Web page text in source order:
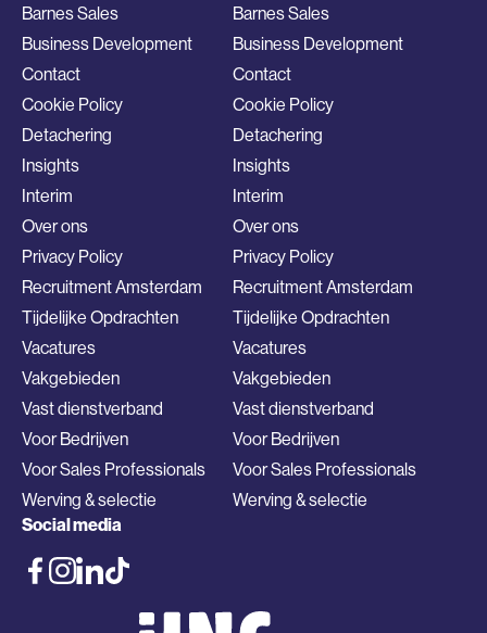
Barnes Sales
Business Development
Contact
Cookie Policy
Detachering
Insights
Interim
Over ons
Privacy Policy
Recruitment Amsterdam
Tijdelijke Opdrachten
Vacatures
Vakgebieden
Vast dienstverband
Voor Bedrijven
Voor Sales Professionals
Werving & selectie
Barnes Sales
Business Development
Contact
Cookie Policy
Detachering
Insights
Interim
Over ons
Privacy Policy
Recruitment Amsterdam
Tijdelijke Opdrachten
Vacatures
Vakgebieden
Vast dienstverband
Voor Bedrijven
Voor Sales Professionals
Werving & selectie
Social media